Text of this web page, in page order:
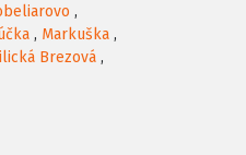
,
, Markuška ,
Brezová ,